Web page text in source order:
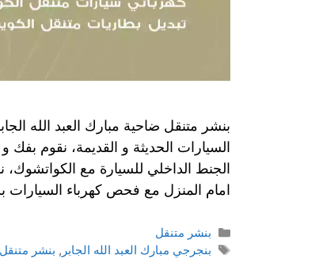
بنشر متنقل ضاحية مبارك العبد الله
السيارات الحديثة و القديمة، نقوم بفك
الجنط الداخلي للسيارة مع
امام المنزل مع فحص كهرباء
بنشر متنقل
بنجرجي مبارك العبد الله الجابر , بنشر متنقل